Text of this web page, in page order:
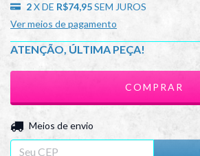
2X DE R$74,95SEM JUROS
Ver meios de pagamento
ATENÇÃO, ÚLTIMA PEÇA!
Entregas para o CEP:
Meios de envio